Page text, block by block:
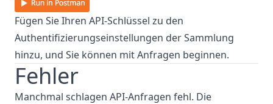
Fügen Sie Ihren API-Schlüssel zu den
Authentifizierungseinstellungen der Sammlung
hinzu, und Sie können mit Anfragen beginnen.
Fehler
Manchmal schlagen API-Anfragen fehl. Die